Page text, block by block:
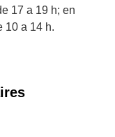
17 a 19 h; en
10 a 14 h.